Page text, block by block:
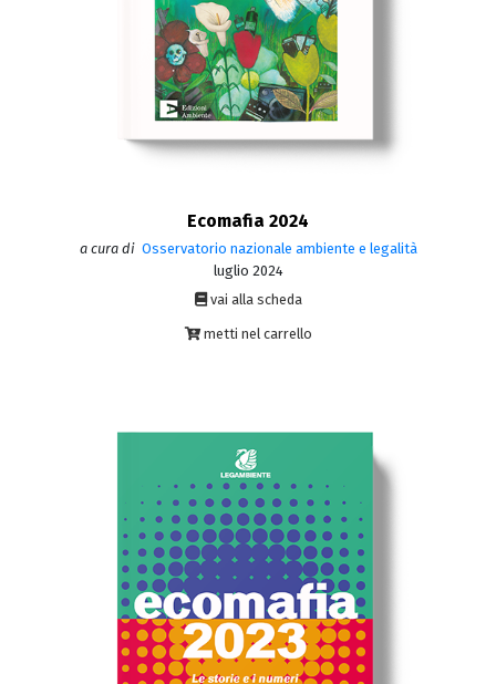
Ecomafia 2024
a cura di Osservatorio nazionale ambiente e legalità
luglio 2024
vai alla scheda
metti nel carrello